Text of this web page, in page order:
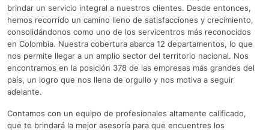
brindar un servicio integral a nuestros clientes. Desde entonces,
hemos recorrido un camino lleno de satisfacciones y crecimiento,
consolidándonos como uno de los servicentros más reconocidos
en Colombia. Nuestra cobertura abarca 12 departamentos, lo que
nos permite llegar a un amplio sector del territorio nacional. Nos
encontramos en la posición 378 de las empresas más grandes del
país, un logro que nos llena de orgullo y nos motiva a seguir
adelante.
Contamos con un equipo de profesionales altamente calificado,
que te brindará la mejor asesoría para que encuentres los